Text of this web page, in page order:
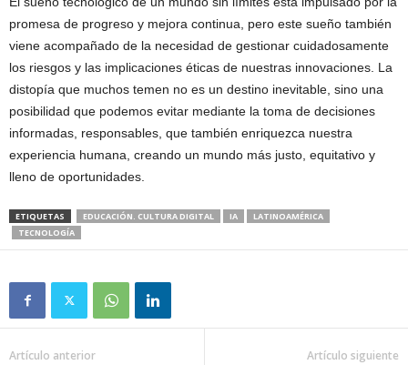
promesa de progreso y mejora continua, pero este sueño también
viene acompañado de la necesidad de gestionar cuidadosamente
los riesgos y las implicaciones éticas de nuestras innovaciones. La
distopía que muchos temen no es un destino inevitable, sino una
posibilidad que podemos evitar mediante la toma de decisiones
informadas, responsables, que también enriquezca nuestra
experiencia humana, creando un mundo más justo, equitativo y
lleno de oportunidades.
ETIQUETAS EDUCACIÓN. CULTURA DIGITAL IA
LATINOAMÉRICA
TECNOLOGÍA
Artículo anterior Artículo siguiente